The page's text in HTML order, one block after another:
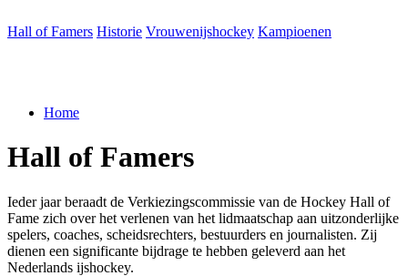
Hall of Famers Historie Vrouwenijshockey Kampioenen
Home
Hall of Famers
Ieder jaar beraadt de Verkiezingscommissie van de Hockey Hall of
Fame zich over het verlenen van het lidmaatschap aan uitzonderlijke
spelers, coaches, scheidsrechters, bestuurders en journalisten. Zij
dienen een significante bijdrage te hebben geleverd aan het
Nederlands ijshockey.